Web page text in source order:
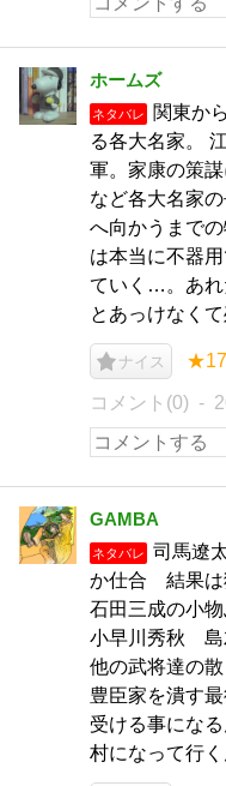
ホームズ
ネタバレ
関東か
る各大名家。
軍。家康の策
など各大名家
へ向かうまで
は本当に不器
ていく…。あれ
とあっけなくて
ナイス ★17
コメント(0)
GAMBA
ネタバレ
司馬遼
か仕合 結果は
石田三成の小
小早川秀秋
他の武将達の
豊臣家を潰す
受ける事にな
村になって行